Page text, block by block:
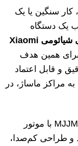
سنگین یا یک
یک دستگاه
شیائومی Xiaomi
برای همین هدف
و قابل اعتماد
مراکز ماساژ، در
ماساژور تفنگی شیائومی مدل MJJMQ02-ZJ با موتور
و طراحی کم‌صدا،